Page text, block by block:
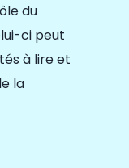
du
ci peut
à lire et
la